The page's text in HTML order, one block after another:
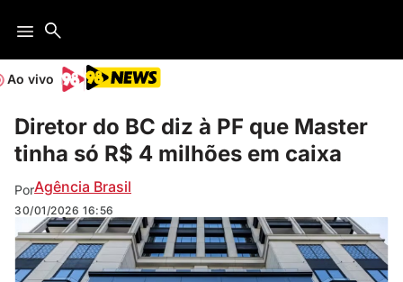
Ao vivo
Diretor do BC diz à PF que Master
tinha só R$ 4 milhões em caixa
PorAgência Brasil
30/01/2026 16:56